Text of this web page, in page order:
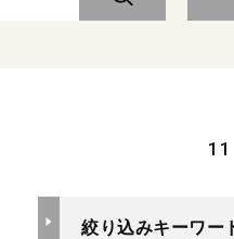
11
絞り込みキーワー